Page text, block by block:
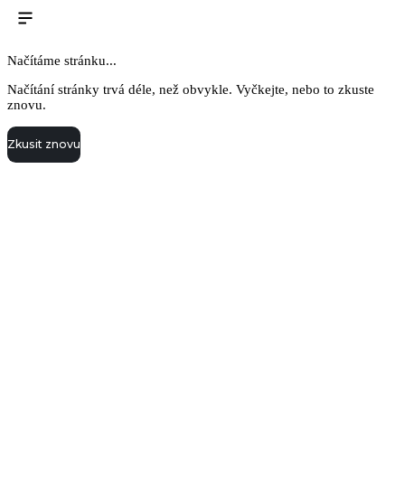
Načítáme stránku...
Načítání stránky trvá déle, než obvykle. Vyčkejte, nebo to zkuste
znovu.
Zkusit znovu